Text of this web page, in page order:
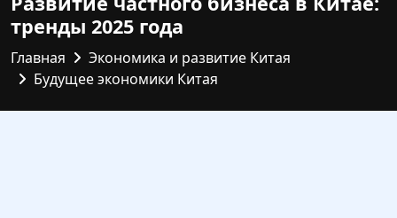
тренды 2025 года
Главная
Экономика и развитие Китая
Будущее экономики Китая